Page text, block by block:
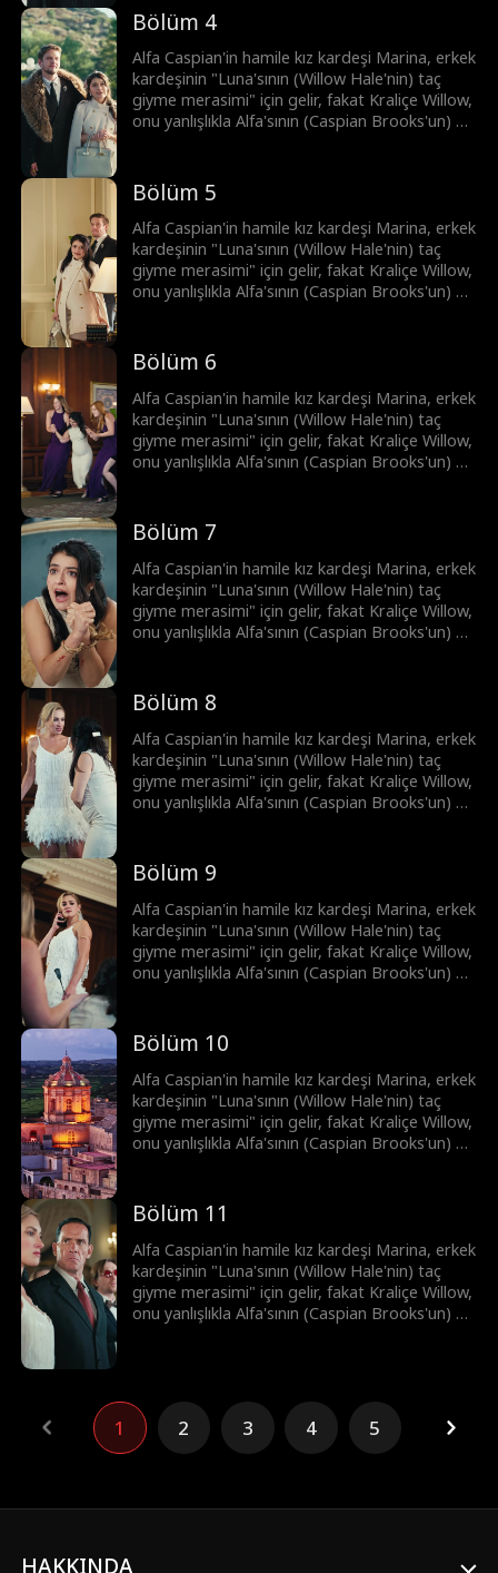
bundan dolayı Marina düşük yapar. Şimdi ise
Brooks kardeşler, intikam peşindedir.
Bölüm 4
Alfa Caspian'in hamile kız kardeşi Marina, erkek
kardeşinin "Luna'sının (Willow Hale'nin) taç
giyme merasimi" için gelir, fakat Kraliçe Willow,
onu yanlışlıkla Alfa'sının (Caspian Brooks'un) bir
bundan dolayı Marina düşük yapar. Şimdi ise
Brooks kardeşler, intikam peşindedir.
Bölüm 5
Alfa Caspian'in hamile kız kardeşi Marina, erkek
kardeşinin "Luna'sının (Willow Hale'nin) taç
giyme merasimi" için gelir, fakat Kraliçe Willow,
onu yanlışlıkla Alfa'sının (Caspian Brooks'un) bir
bundan dolayı Marina düşük yapar. Şimdi ise
Brooks kardeşler, intikam peşindedir.
Bölüm 6
Alfa Caspian'in hamile kız kardeşi Marina, erkek
kardeşinin "Luna'sının (Willow Hale'nin) taç
giyme merasimi" için gelir, fakat Kraliçe Willow,
onu yanlışlıkla Alfa'sının (Caspian Brooks'un) bir
bundan dolayı Marina düşük yapar. Şimdi ise
Brooks kardeşler, intikam peşindedir.
Bölüm 7
Alfa Caspian'in hamile kız kardeşi Marina, erkek
kardeşinin "Luna'sının (Willow Hale'nin) taç
giyme merasimi" için gelir, fakat Kraliçe Willow,
onu yanlışlıkla Alfa'sının (Caspian Brooks'un) bir
bundan dolayı Marina düşük yapar. Şimdi ise
Brooks kardeşler, intikam peşindedir.
Bölüm 8
Alfa Caspian'in hamile kız kardeşi Marina, erkek
kardeşinin "Luna'sının (Willow Hale'nin) taç
giyme merasimi" için gelir, fakat Kraliçe Willow,
onu yanlışlıkla Alfa'sının (Caspian Brooks'un) bir
bundan dolayı Marina düşük yapar. Şimdi ise
Brooks kardeşler, intikam peşindedir.
Bölüm 9
Alfa Caspian'in hamile kız kardeşi Marina, erkek
kardeşinin "Luna'sının (Willow Hale'nin) taç
giyme merasimi" için gelir, fakat Kraliçe Willow,
onu yanlışlıkla Alfa'sının (Caspian Brooks'un) bir
bundan dolayı Marina düşük yapar. Şimdi ise
Brooks kardeşler, intikam peşindedir.
Bölüm 10
Alfa Caspian'in hamile kız kardeşi Marina, erkek
kardeşinin "Luna'sının (Willow Hale'nin) taç
giyme merasimi" için gelir, fakat Kraliçe Willow,
onu yanlışlıkla Alfa'sının (Caspian Brooks'un) bir
bundan dolayı Marina düşük yapar. Şimdi ise
Brooks kardeşler, intikam peşindedir.
Bölüm 11
Alfa Caspian'in hamile kız kardeşi Marina, erkek
kardeşinin "Luna'sının (Willow Hale'nin) taç
giyme merasimi" için gelir, fakat Kraliçe Willow,
onu yanlışlıkla Alfa'sının (Caspian Brooks'un) bir
Brooks kardeşler, intikam peşindedir.
1 2 3 4 5
HAKKINDA